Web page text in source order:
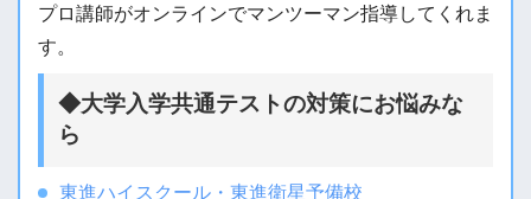
プロ講師がオンラインでマンツーマン指導してくれま
す。
◆大学入学共通テストの対策にお悩みな
ら
東進ハイスクール・東進衛星予備校